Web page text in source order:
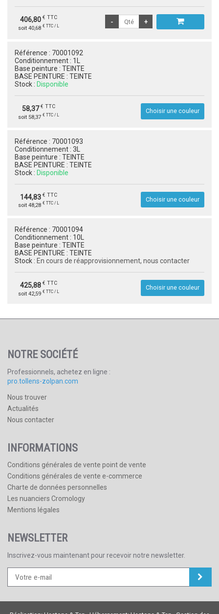
406,80 € TTC
soit 40,68 € TTC / L
Référence : 70001092
Conditionnement : 1L
Base peinture : TEINTE
BASE PEINTURE : TEINTE
Stock : Disponible
58,37€ TTC
soit 58,37 € TTC / L
Choisir une couleur
Référence : 70001093
Conditionnement : 3L
Base peinture : TEINTE
BASE PEINTURE : TEINTE
Stock : Disponible
144,83 € TTC
soit 48,28 € TTC / L
Choisir une couleur
Référence : 70001094
Conditionnement : 10L
Base peinture : TEINTE
BASE PEINTURE : TEINTE
Stock : En cours de réapprovisionnement, nous contacter
425,88 € TTC
soit 42,59 € TTC / L
Choisir une couleur
NOTRE SOCIÉTÉ
Professionnels, achetez en ligne :
pro.tollens-zolpan.com
Nous trouver
Actualités
Nous contacter
INFORMATIONS
Conditions générales de vente point de vente
Conditions générales de vente e-commerce
Charte de données personnelles
Les nuanciers Cromology
Mentions légales
NEWSLETTER
Inscrivez-vous maintenant pour recevoir notre newsletter.